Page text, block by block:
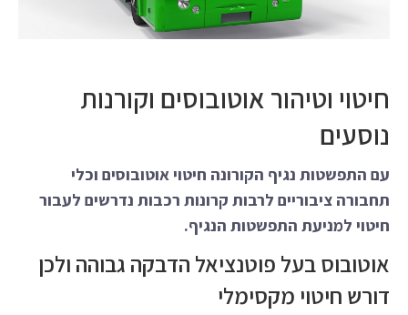
חיטוי וטיהור אוטובוסים וקורנות
נוסעים
עם התפשטות נגיף הקורונה חיטוי אוטובוסים וכלי
תחבורה ציבוריים לרבות קרונות רכבות נדרשים לעבור
חיטוי למניעת התפשטות הנגיף.
אוטובוס בעל פוטנציאל הדבקה גבוהה ולכן
דורש חיטוי מקסימלי